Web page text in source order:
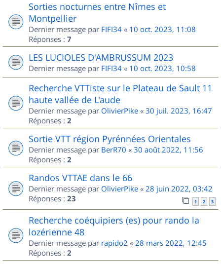
Sorties nocturnes entre Nîmes et
Montpellier
Dernier message par FIFI34 « 10 oct. 2023, 11:08
Réponses : 7
LES LUCIOLES D'AMBRUSSUM 2023
Dernier message par FIFI34 « 10 oct. 2023, 10:58
Recherche VTTiste sur le Plateau de Sault 11
haute vallée de L'aude
Dernier message par OlivierPike « 30 juil. 2023, 16:47
Réponses : 2
Sortie VTT région Pyrénnées Orientales
Dernier message par BerR70 « 30 août 2022, 11:56
Réponses : 2
Randos VTTAE dans le 66
Dernier message par OlivierPike « 28 juin 2022, 03:42
Réponses : 23 1 2 3
Recherche coéquipiers (es) pour rando la
lozérienne 48
Dernier message par rapido2 « 28 mars 2022, 12:45
Réponses : 2